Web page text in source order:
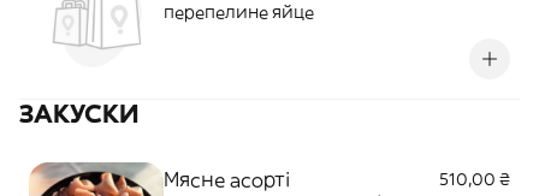
перепелине яйце
ЗАКУСКИ
Мясне асорті
510,00 ₴